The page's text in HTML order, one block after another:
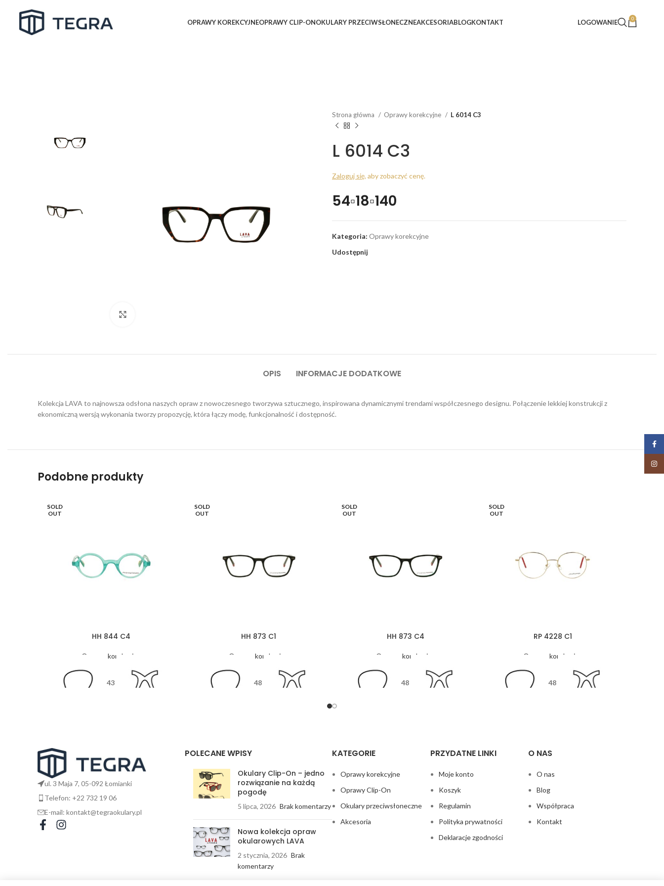
OPRAWY KOREKCYJNEOPRAWY CLIP-ONOKULARY PRZECIWSŁONECZNEAKCESORIABLOGKONTAKT LOGOWANIE 0
Strona główna Oprawy korekcyjne L 6014 C3
L 6014 C3
Zaloguj się, aby zobaczyć cenę.
54▫18▫140
Kategoria: Oprawy korekcyjne
Udostępnij
OPIS INFORMACJE DODATKOWE
Kolekcja LAVA to najnowsza odsłona naszych opraw z nowoczesnego tworzywa sztucznego, inspirowana dynamicznymi trendami współczesnego designu. Połączenie lekkiej konstrukcji z
ekonomiczną wersją wykonania tworzy propozycję, która łączy modę, funkcjonalność i dostępność.
Podobne produkty
SOLD
OUT
HH 844 C4
Oprawy korekcyjne
43
SOLD
OUT
HH 873 C1
Oprawy korekcyjne
48
SOLD
OUT
HH 873 C4
Oprawy korekcyjne
48
SOLD
OUT
RP 4228 C1
Oprawy korekcyjne
48
ul. 3 Maja 7, 05-092 Łomianki
Telefon: +22 732 19 06
E-mail: kontakt@tegraokulary.pl
POLECANE WPISY
Okulary Clip-On – jedno
rozwiązanie na każdą
pogodę
5 lipca, 2026 Brak komentarzy
Nowa kolekcja opraw
okularowych LAVA
2 stycznia, 2026 Brak
komentarzy
KATEGORIE
Oprawy korekcyjne
Oprawy Clip-On
Okulary przeciwsłoneczne
Akcesoria
PRZYDATNE LINKI
Moje konto
Koszyk
Regulamin
Polityka prywatności
Deklaracje zgodności
O NAS
O nas
Blog
Współpraca
Kontakt